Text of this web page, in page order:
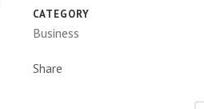
CATEGORY
Business
Share